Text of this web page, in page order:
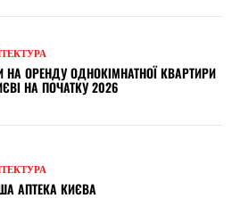
НА ОРЕНДУ ОДНОКІМНАТНОЇ КВАРТИРИ
НА ПОЧАТКУ 2026
АПТЕКА КИЄВА